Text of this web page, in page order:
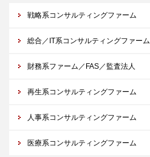
戦略系コンサルティングファーム
総合／IT系コンサルティングファーム
財務系ファーム／FAS／監査法人
再生系コンサルティングファーム
人事系コンサルティングファーム
医療系コンサルティングファーム